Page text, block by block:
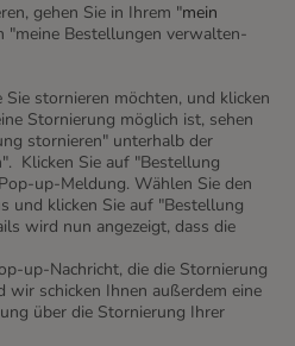
gehen Sie in Ihrem "mein
"meine Bestellungen verwalten-
stornieren möchten, und klicken
Stornierung möglich ist, sehen
stornieren" unterhalb der
Klicken Sie auf "Bestellung
up-Meldung. Wählen Sie den
und klicken Sie auf "Bestellung
wird nun angezeigt, dass die
up-Nachricht, die die Stornierung
schicken Ihnen außerdem eine
über die Stornierung Ihrer